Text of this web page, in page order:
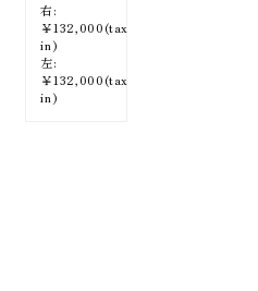
右:
￥132,000(tax
in)
左:
￥132,000(tax
in)